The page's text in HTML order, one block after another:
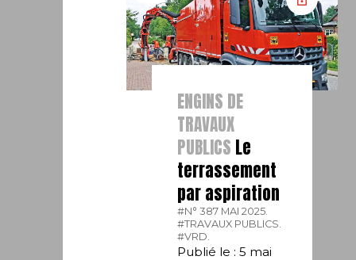
ENGINS DE
TRAVAUX
PUBLICS Le
terrassement
par aspiration
#N° 387 MAI 2025.
#TRAVAUX PUBLICS.
#VRD.
Publié le : 5 mai